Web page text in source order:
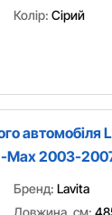
Колір: Сірий
автомобіля
Max 2003-
Бренд: Lavita
Довжина, см: